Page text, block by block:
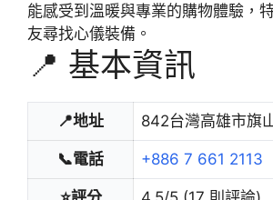
能感受到溫暖與專業的購物體驗，
友尋找心儀裝備。
📍 基本資訊
📍地址 842台灣高雄市旗
📞電話 +886 7 661 2113